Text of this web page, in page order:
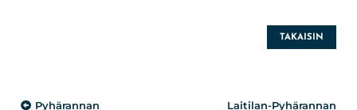
TAKAISIN
Artikkelien
Pyhärannan
Laitilan-Pyhärannan